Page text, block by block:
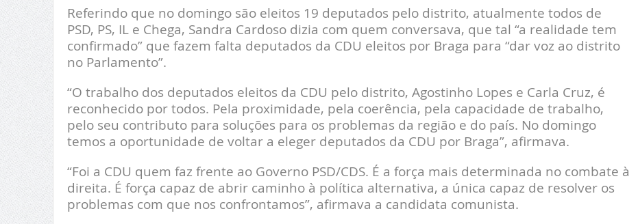
Referindo que no domingo são eleitos 19 deputados pelo distrito, atualmente todos de
PSD, PS, IL e Chega, Sandra Cardoso dizia com quem conversava, que tal “a realidade tem
confirmado” que fazem falta deputados da CDU eleitos por Braga para “dar voz ao distrito
no Parlamento”.
“O trabalho dos deputados eleitos da CDU pelo distrito, Agostinho Lopes e Carla Cruz, é
reconhecido por todos. Pela proximidade, pela coerência, pela capacidade de trabalho,
pelo seu contributo para soluções para os problemas da região e do país. No domingo
temos a oportunidade de voltar a eleger deputados da CDU por Braga”, afirmava.
“Foi a CDU quem faz frente ao Governo PSD/CDS. É a força mais determinada no combate à
direita. É força capaz de abrir caminho à política alternativa, a única capaz de resolver os
problemas com que nos confrontamos”, afirmava a candidata comunista.